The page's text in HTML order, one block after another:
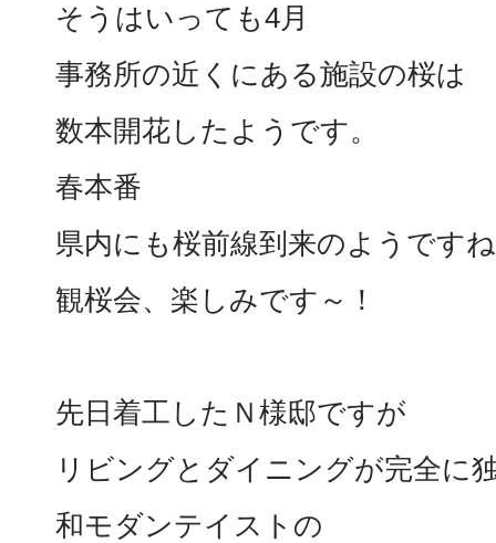
そうはいっても4月
事務所の近くにある施設の桜は
数本開花したようです。
春本番
県内にも桜前線到来のようです
観桜会、楽しみです～！
先日着工したＮ様邸ですが
リビングとダイニングが完全に
和モダンテイストの